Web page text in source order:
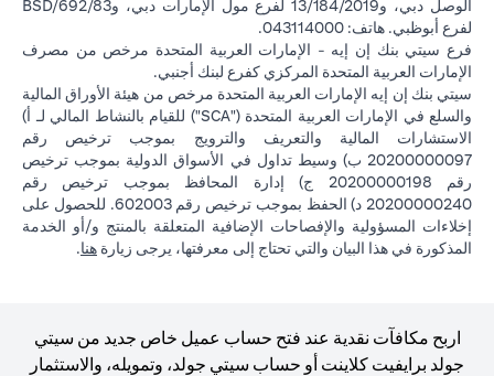
الوصل دبي، و13/184/2019 لفرع مول الإمارات دبي، وBSD/692/83
لفرع أبوظبي. هاتف: 043114000.
فرع سيتي بنك إن إيه - الإمارات العربية المتحدة مرخص من مصرف
الإمارات العربية المتحدة المركزي كفرع لبنك أجنبي.
سيتي بنك إن إيه الإمارات العربية المتحدة مرخص من هيئة الأوراق المالية
والسلع في الإمارات العربية المتحدة ("SCA") للقيام بالنشاط المالي لـ أ)
الاستشارات المالية والتعريف والترويج بموجب ترخيص رقم
20200000097 ب) وسيط تداول في الأسواق الدولية بموجب ترخيص
رقم 20200000198 ج) إدارة المحافظ بموجب ترخيص رقم
20200000240 د) الحفظ بموجب ترخيص رقم 602003. للحصول على
إخلاءات المسؤولية والإفصاحات الإضافية المتعلقة بالمنتج و/أو الخدمة
المذكورة في هذا البيان والتي تحتاج إلى معرفتها، يرجى زيارة هنا.
اربح مكافآت نقدية عند فتح حساب عميل خاص جديد من سيتي
جولد برايفيت كلاينت أو حساب سيتي جولد، وتمويله، والاستثمار